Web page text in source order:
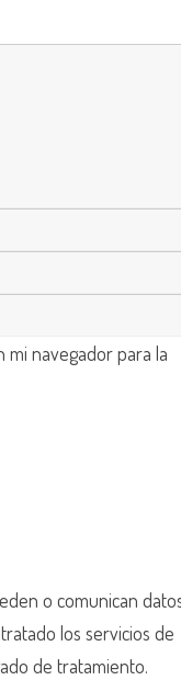
navegador para la
o comunican
los servicios de
de tratamiento.